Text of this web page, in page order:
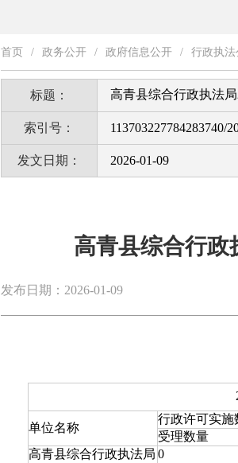
首页 / 政务公开 / 政府信息公开 / 行政执法
标题： 高青县综合行政执法
索引号： 113703227784283740/
发文日期： 2026-01-09
高青县综合行政
发布日期：2026-01-09
单位名称
行政许可实施
受理数量
高青县综合行政执法局 0